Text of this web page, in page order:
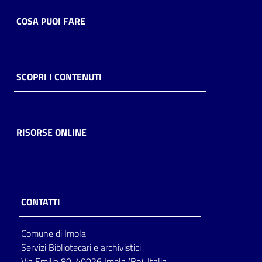
COSA PUOI FARE
SCOPRI I CONTENUTI
RISORSE ONLINE
CONTATTI
Comune di Imola
Servizi Bibliotecari e archivistici